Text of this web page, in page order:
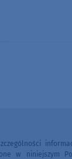
w niniejszym